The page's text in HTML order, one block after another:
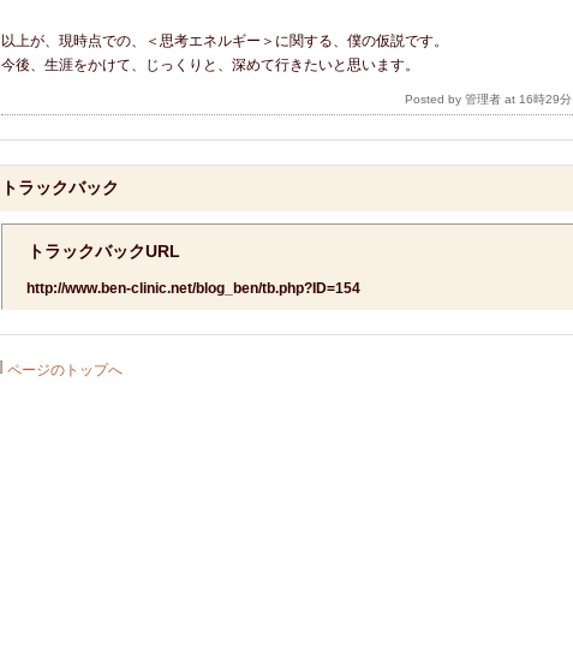
以上が、現時点での、＜思考エネルギー＞に関する、僕の仮説です。
今後、生涯をかけて、じっくりと、深めて行きたいと思います。
Posted by 管理者 at 16時29分
トラックバック
トラックバックURL
http://www.ben-clinic.net/blog_ben/tb.php?ID=154
ページのトップへ